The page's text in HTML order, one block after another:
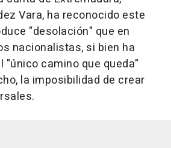
Vara, ha reconocido este
"desolación" que en
nacionalistas, si bien ha
"único camino que queda"
la imposibilidad de crear